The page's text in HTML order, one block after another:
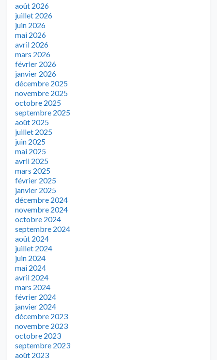
août 2026
juillet 2026
juin 2026
mai 2026
avril 2026
mars 2026
février 2026
janvier 2026
décembre 2025
novembre 2025
octobre 2025
septembre 2025
août 2025
juillet 2025
juin 2025
mai 2025
avril 2025
mars 2025
février 2025
janvier 2025
décembre 2024
novembre 2024
octobre 2024
septembre 2024
août 2024
juillet 2024
juin 2024
mai 2024
avril 2024
mars 2024
février 2024
janvier 2024
décembre 2023
novembre 2023
octobre 2023
septembre 2023
août 2023